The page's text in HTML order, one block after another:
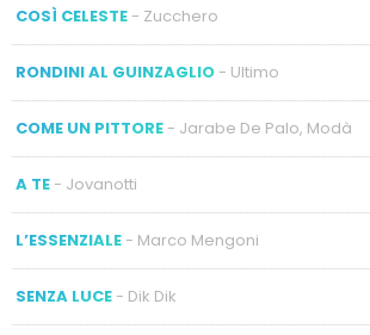
COSÌ CELESTE- Zucchero
RONDINI AL GUINZAGLIO- Ultimo
COME UN PITTORE- Jarabe De Palo, Modà
A TE- Jovanotti
L’ESSENZIALE- Marco Mengoni
SENZA LUCE- Dik Dik